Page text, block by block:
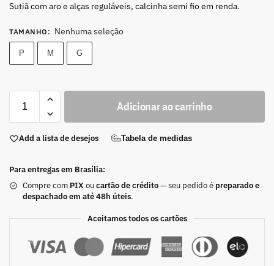
Sutiã com aro e alças reguláveis, calcinha semi fio em renda.
TAMANHO : Nenhuma seleção
P M G
Adicionar ao carrinho
Add a lista de desejos Tabela de medidas
Para entregas em Brasília:
Compre com PIX oucartão de crédito— seu pedido é preparado e
despachado em até 48h úteis.
Aceitamos todos os cartões